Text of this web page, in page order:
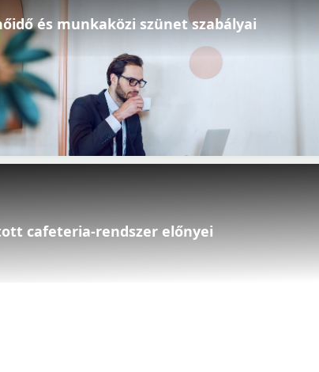
és munkaközi szünet szabályai
cafeteria-rendszer előnyei